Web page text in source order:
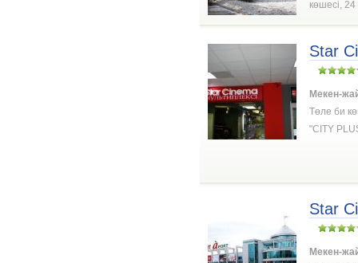
көшесі, 24
Star
Мекен-
Төле би
"CITY
Star
Мекен-